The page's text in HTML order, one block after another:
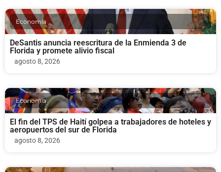
Economia
DeSantis anuncia reescritura de la Enmienda 3 de
Florida y promete alivio fiscal
agosto 8, 2026
Economia
El fin del TPS de Haití golpea a trabajadores de hoteles y
aeropuertos del sur de Florida
agosto 8, 2026